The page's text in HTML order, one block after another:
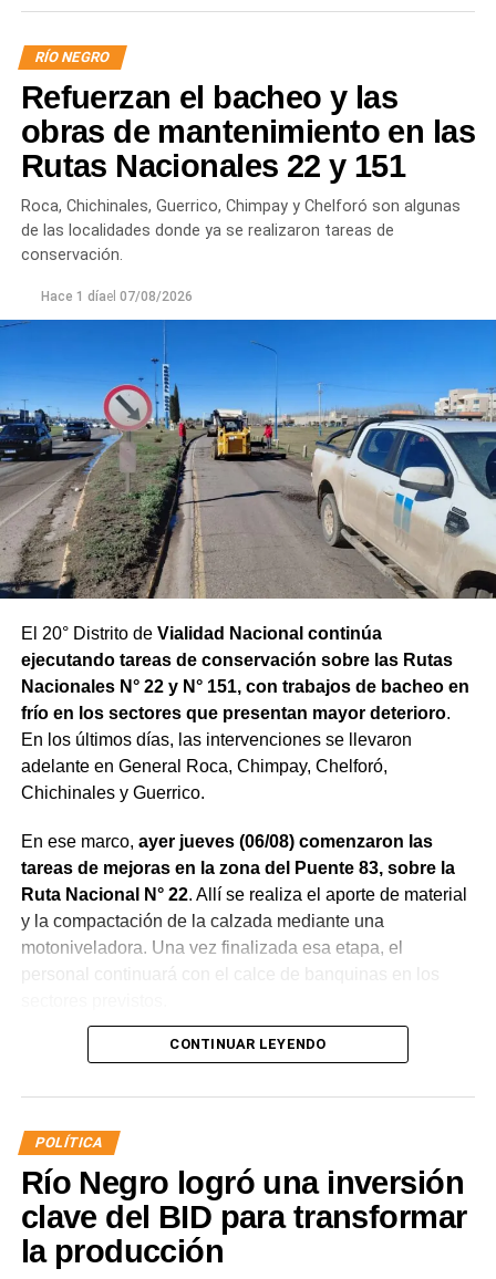
RÍO NEGRO
Refuerzan el bacheo y las
obras de mantenimiento en las
Rutas Nacionales 22 y 151
Roca, Chichinales, Guerrico, Chimpay y Chelforó son algunas
de las localidades donde ya se realizaron tareas de
conservación.
Hace 1 díael 07/08/2026
El 20° Distrito de Vialidad Nacional continúa
ejecutando tareas de conservación sobre las Rutas
Nacionales N° 22 y N° 151, con trabajos de bacheo en
frío en los sectores que presentan mayor deterioro.
En los últimos días, las intervenciones se llevaron
adelante en General Roca, Chimpay, Chelforó,
Chichinales y Guerrico.
En ese marco, ayer jueves (06/08) comenzaron las
tareas de mejoras en la zona del Puente 83, sobre la
Ruta Nacional N° 22. Allí se realiza el aporte de material
y la compactación de la calzada mediante una
motoniveladora. Una vez finalizada esa etapa, el
personal continuará con el calce de banquinas en los
Desde Vialidad Nacional informaron que,
CONTINUAR LEYENDO
POLÍTICA
Río Negro logró una inversión
clave del BID para transformar
la producción